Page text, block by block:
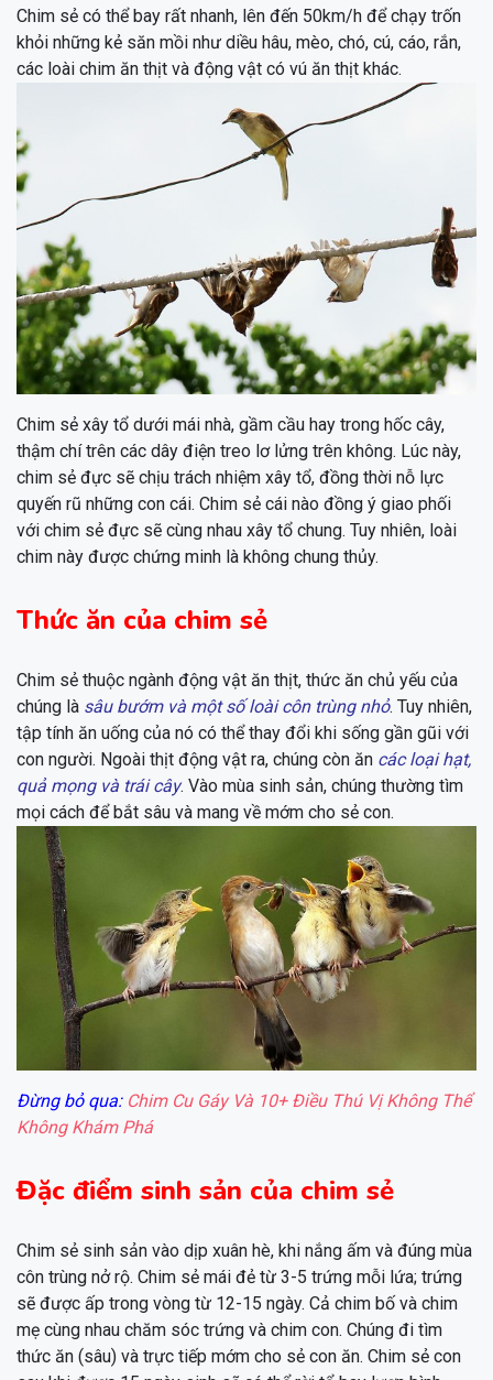
Chim sẻ có thể bay rất nhanh, lên đến 50km/h để chạy trốn
khỏi những kẻ săn mồi như diều hâu, mèo, chó, cú, cáo, rắn,
các loài chim ăn thịt và động vật có vú ăn thịt khác.
Chim sẻ xây tổ dưới mái nhà, gầm cầu hay trong hốc cây,
thậm chí trên các dây điện treo lơ lửng trên không. Lúc này,
chim sẻ đực sẽ chịu trách nhiệm xây tổ, đồng thời nỗ lực
quyến rũ những con cái. Chim sẻ cái nào đồng ý giao phối
với chim sẻ đực sẽ cùng nhau xây tổ chung. Tuy nhiên, loài
chim này được chứng minh là không chung thủy.
Thức ăn của chim sẻ
Chim sẻ thuộc ngành động vật ăn thịt, thức ăn chủ yếu của
chúng là sâu bướm và một số loài côn trùng nhỏ. Tuy nhiên,
tập tính ăn uống của nó có thể thay đổi khi sống gần gũi với
con người. Ngoài thịt động vật ra, chúng còn ăn các loại hạt,
quả mọng và trái cây. Vào mùa sinh sản, chúng thường tìm
mọi cách để bắt sâu và mang về mớm cho sẻ con.
Đừng bỏ qua: Chim Cu Gáy Và 10+ Điều Thú Vị Không Thể
Không Khám Phá
Đặc điểm sinh sản của chim sẻ
Chim sẻ sinh sản vào dịp xuân hè, khi nắng ấm và đúng mùa
côn trùng nở rộ. Chim sẻ mái đẻ từ 3-5 trứng mỗi lứa; trứng
sẽ được ấp trong vòng từ 12-15 ngày. Cả chim bố và chim
mẹ cùng nhau chăm sóc trứng và chim con. Chúng đi tìm
thức ăn (sâu) và trực tiếp mớm cho sẻ con ăn. Chim sẻ con